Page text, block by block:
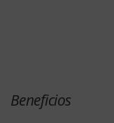
Beneficios